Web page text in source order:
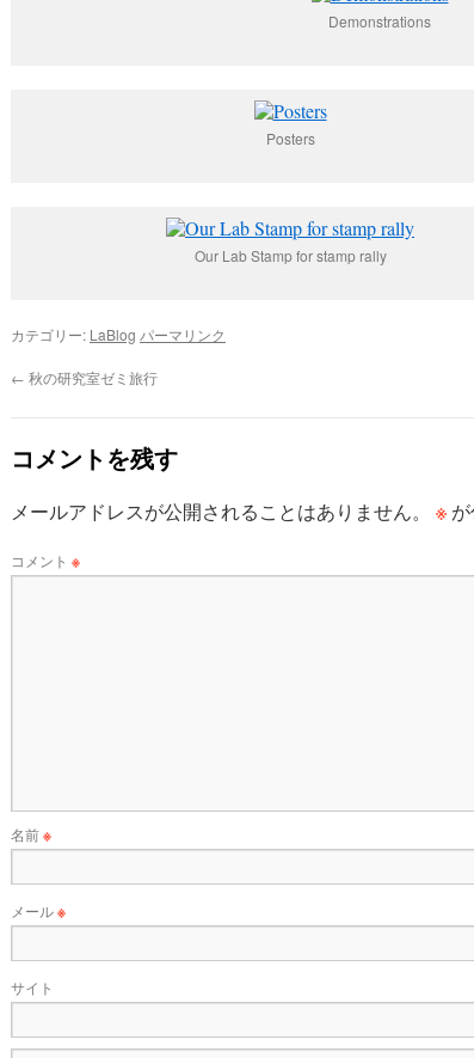
Demonstrations
Posters
Our Lab Stamp for stamp rally
カテゴリー: LaBlog パーマリンク
← 秋の研究室ゼミ旅行
コメントを残す
メールアドレスが公開されることはありません。 ※
コメント ※
名前※
メール※
サイト